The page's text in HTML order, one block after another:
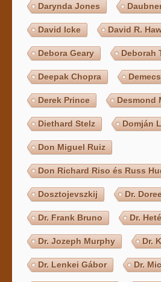
Darynda Jones
David Icke David R.
Debora Geary Deborah
Deepak Chopra
Derek Prince Desmond
Diethard Stelz Domján
Don Miguel Ruiz
Don Richard Riso és Russ
Dosztojevszkij Dr.
Dr. Frank Bruno Dr.
Dr. Jozeph Murphy Dr.
Dr. Lenkei Gábor Dr.